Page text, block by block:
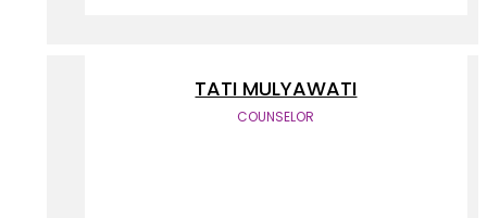
TATI MULYAWATI
COUNSELOR